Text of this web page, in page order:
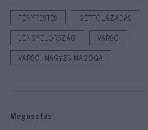
FÉNYFESTÉS
GETTÓLÁZADÁS
LENGYELORSZÁG
VARSÓ
VARSÓI NAGYZSINAGÓGA
Megosztás: